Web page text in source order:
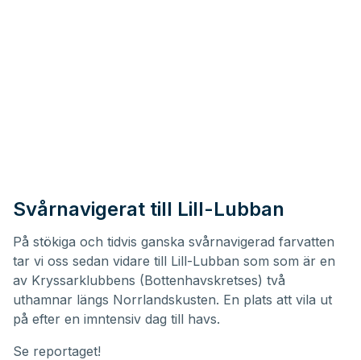
Svårnavigerat till Lill-Lubban
På stökiga och tidvis ganska svårnavigerad farvatten
tar vi oss sedan vidare till Lill-Lubban som som är en
av Kryssarklubbens (Bottenhavskretses) två
uthamnar längs Norrlandskusten. En plats att vila ut
på efter en imntensiv dag till havs.
Se reportaget!